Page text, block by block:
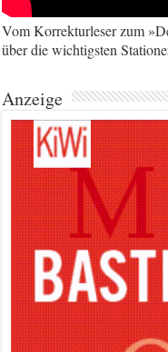
Vom Korrekturleser zum
über die wichtigsten
Anzeige